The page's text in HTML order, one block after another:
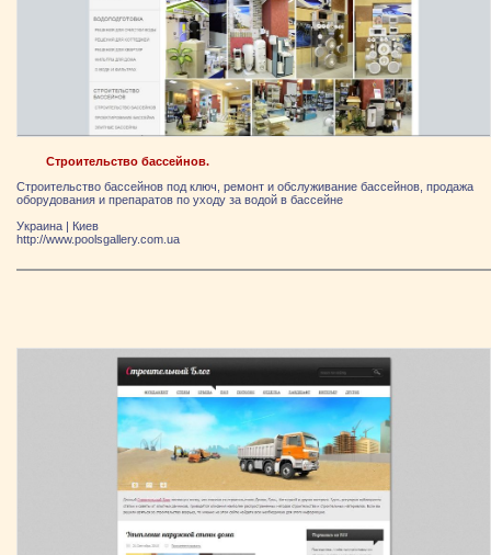
Строительство бассейнов.
Строительство бассейнов под ключ, ремонт и обслуживание бассейнов, продажа
оборудования и препаратов по уходу за водой в бассейне
Украина | Киев
http://www.poolsgallery.com.ua